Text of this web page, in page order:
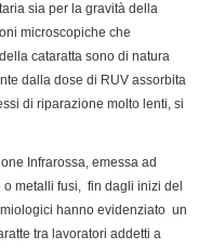
sia per la gravità della
microscopiche che
cataratta sono di natura
dalla dose di RUV assorbita
di riparazione molto lenti, si
Infrarossa, emessa ad
metalli fusi, fin dagli inizi del
hanno evidenziato un
tra lavoratori addetti a